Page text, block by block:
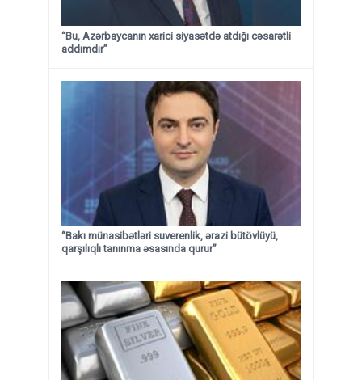
“Bu, Azərbaycanın xarici siyasətdə atdığı cəsarətli
addımdır”
“Bakı münasibətləri suverenlik, ərazi bütövlüyü,
qarşılıqlı tanınma əsasında qurur”